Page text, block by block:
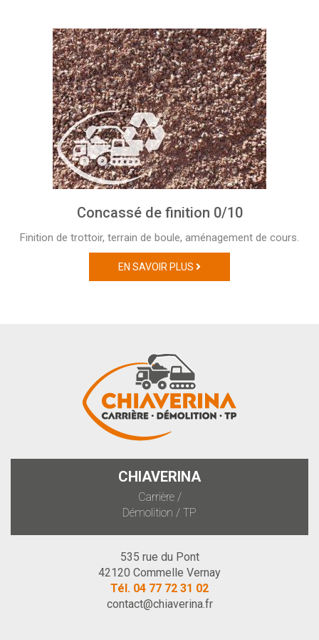
Concassé de finition 0/10
Finition de trottoir, terrain de boule, aménagement de cours.
EN SAVOIR PLUS
CHIAVERINA
Carrière /
Démolition / TP
535 rue du Pont
42120 Commelle Vernay
Tél. 04 77 72 31 02
contact@chiaverina.fr